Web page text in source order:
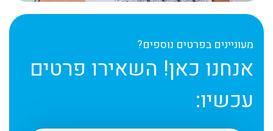
מעוניינים בפרטים נוספים?
אנחנו כאן! השאירו פרטים
עכשיו: